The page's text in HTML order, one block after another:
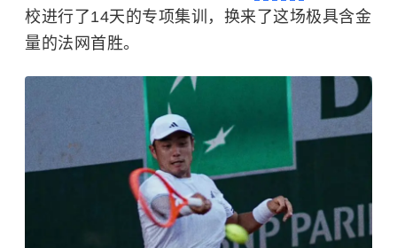
校进行了14天的专项集训，换来了这场极具含金
量的法网首胜。